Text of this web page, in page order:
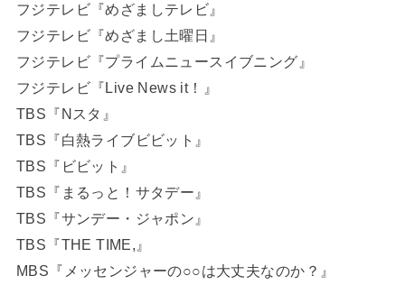
フジテレビ『めざましテレビ』
フジテレビ『めざまし土曜日』
フジテレビ『プライムニュースイブニング』
フジテレビ『Live News it！』
TBS『Nスタ』
TBS『白熱ライブビビット』
TBS『ビビット』
TBS『まるっと！サタデー』
TBS『サンデー・ジャポン』
TBS『THE TIME,』
MBS『メッセンジャーの○○は大丈夫なのか？』